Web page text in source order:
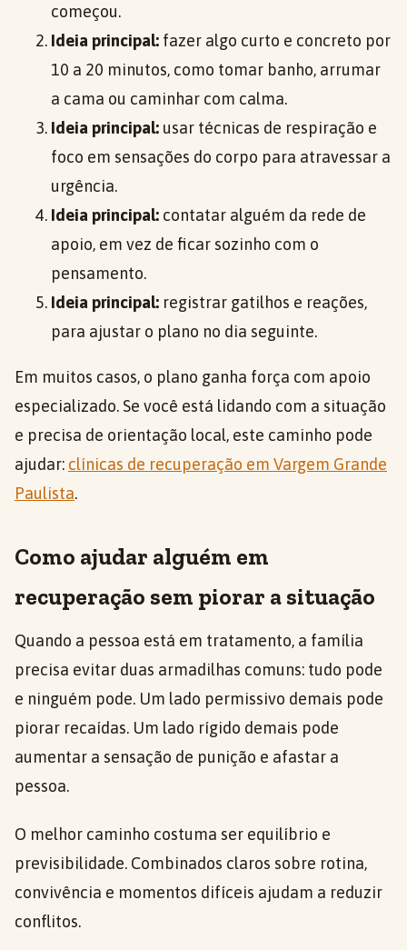
começou.
Ideia principal: fazer algo curto e concreto por
10 a 20 minutos, como tomar banho, arrumar
a cama ou caminhar com calma.
Ideia principal: usar técnicas de respiração e
foco em sensações do corpo para atravessar a
urgência.
Ideia principal: contatar alguém da rede de
apoio, em vez de ficar sozinho com o
pensamento.
Ideia principal: registrar gatilhos e reações,
para ajustar o plano no dia seguinte.
Em muitos casos, o plano ganha força com apoio
especializado. Se você está lidando com a situação
e precisa de orientação local, este caminho pode
ajudar: clínicas de recuperação em Vargem Grande
Paulista.
Como ajudar alguém em
recuperação sem piorar a situação
Quando a pessoa está em tratamento, a família
precisa evitar duas armadilhas comuns: tudo pode
e ninguém pode. Um lado permissivo demais pode
piorar recaídas. Um lado rígido demais pode
aumentar a sensação de punição e afastar a
pessoa.
O melhor caminho costuma ser equilíbrio e
previsibilidade. Combinados claros sobre rotina,
convivência e momentos difíceis ajudam a reduzir
conflitos.